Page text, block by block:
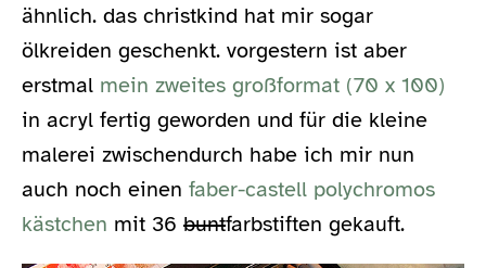
ähnlich. das christkind hat mir sogar
ölkreiden geschenkt. vorgestern ist aber
erstmal mein zweites großformat (70 x 100)
in acryl fertig geworden und für die kleine
malerei zwischendurch habe ich mir nun
auch noch einen faber-castell polychromos
kästchen mit 36 buntfarbstiften gekauft.